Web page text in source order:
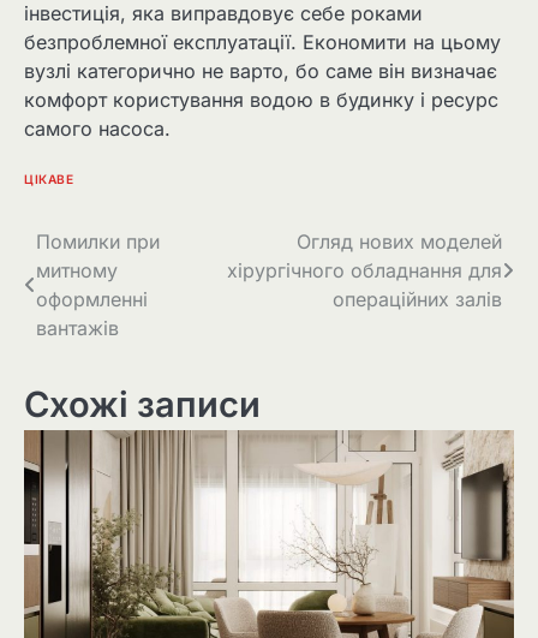
інвестиція, яка виправдовує себе роками
безпроблемної експлуатації. Економити на цьому
вузлі категорично не варто, бо саме він визначає
комфорт користування водою в будинку і ресурс
самого насоса.
ЦІКАВЕ
Навігація
записів
Помилки при
митному
оформленні
вантажів
Огляд нових моделей
хірургічного обладнання для
операційних залів
Схожі записи